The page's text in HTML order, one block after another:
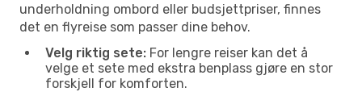
underholdning ombord eller budsjettpriser, finnes
det en flyreise som passer dine behov.
Velg riktig sete: For lengre reiser kan det å
velge et sete med ekstra benplass gjøre en stor
forskjell for komforten.